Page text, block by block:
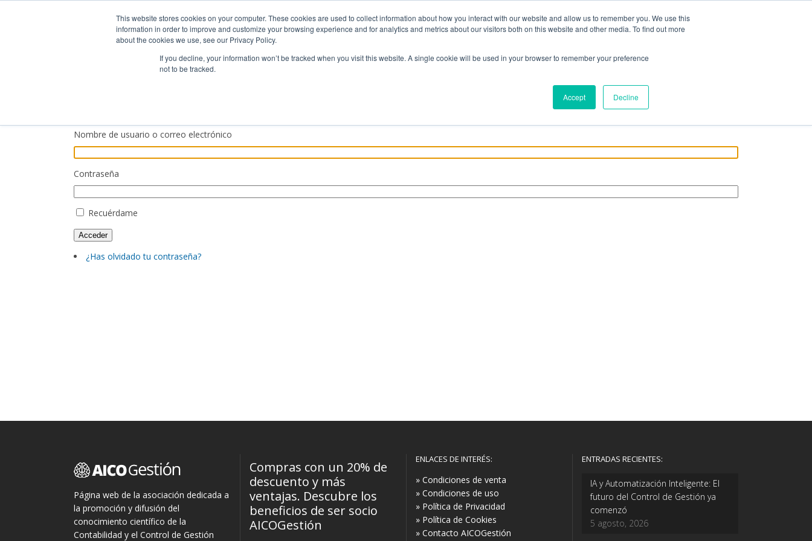
This website stores cookies on your computer. These cookies are used to collect information about how you interact with our website and allow us to remember you. We use this
information in order to improve and customize your browsing experience and for analytics and metrics about our visitors both on this website and other media. To find out more
about the cookies we use, see our Privacy Policy.
If you decline, your information won’t be tracked when you visit this website. A single cookie will be used in your browser to remember your preference
not to be tracked.
Accept Decline
Guía de uso Acceso / Registro
INICIO ÁREAS FORMACIÓN EVENTOS CERTIFICACIONES COMUNIDAD SERVICIOS PUBLICACIONES
Nombre de usuario o correo electrónico
Contraseña
Recuérdame
Acceder
¿Has olvidado tu contraseña?
Página web de la asociación dedicada a
la promoción y difusión del
conocimiento científico de la
Contabilidad y el Control de Gestión
Compras con un 20% de
descuento y más
ventajas. Descubre los
beneficios de ser socio
AICOGestión
ENLACES DE INTERÉS:
» Condiciones de venta
» Condiciones de uso
» Política de Privacidad
» Política de Cookies
» Contacto AICOGestión
ENTRADAS RECIENTES:
IA y Automatización Inteligente: El
futuro del Control de Gestión ya
comenzó
5 agosto, 2026